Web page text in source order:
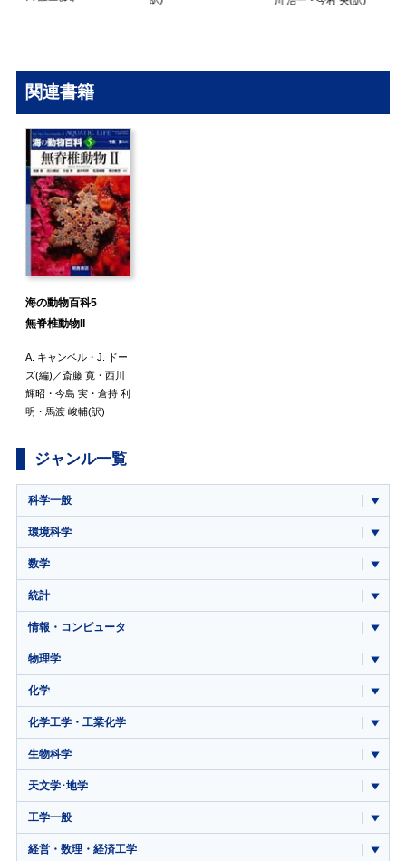
関連書籍
海の動物百科5
無脊椎動物II
A. キャンベル・ J. ドー
ズ(編)／斎藤 寛・ 西川
輝昭・ 今島 実・ 倉持 利
明 ・ 馬渡 峻輔(訳)
ジャンル一覧
科学一般
環境科学
数学
統計
情報・コンピュータ
物理学
化学
化学工学・工業化学
生物科学
天文学･地学
工学一般
経営・数理・経済工学